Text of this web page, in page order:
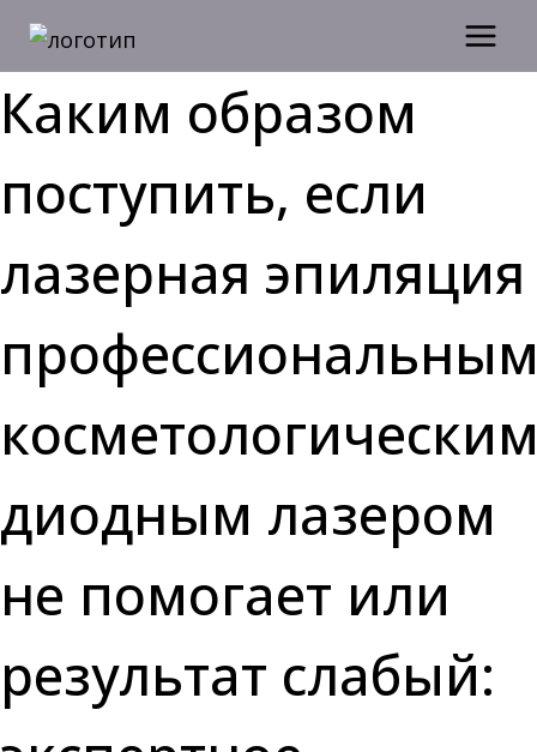
Каким образом
поступить, если
лазерная эпиляция
диодным лазером
не помогает или
результат слабый: